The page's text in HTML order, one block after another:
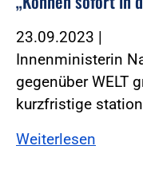
23.09.2023 |
Innenministerin
gegenüber WELT
kurzfristige
Weiterlesen